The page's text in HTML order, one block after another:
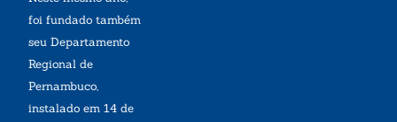
foi fundado também
seu Departamento
Regional de
Pernambuco,
instalado em 14 de